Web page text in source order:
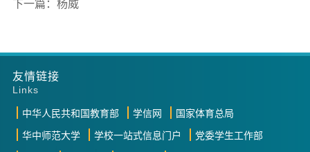
下一篇：杨威
友情链接
Links
中华人民共和国教育部 学信网
国家体育总局
华中师范大学
学校一站式信息门户
党委学生工作部